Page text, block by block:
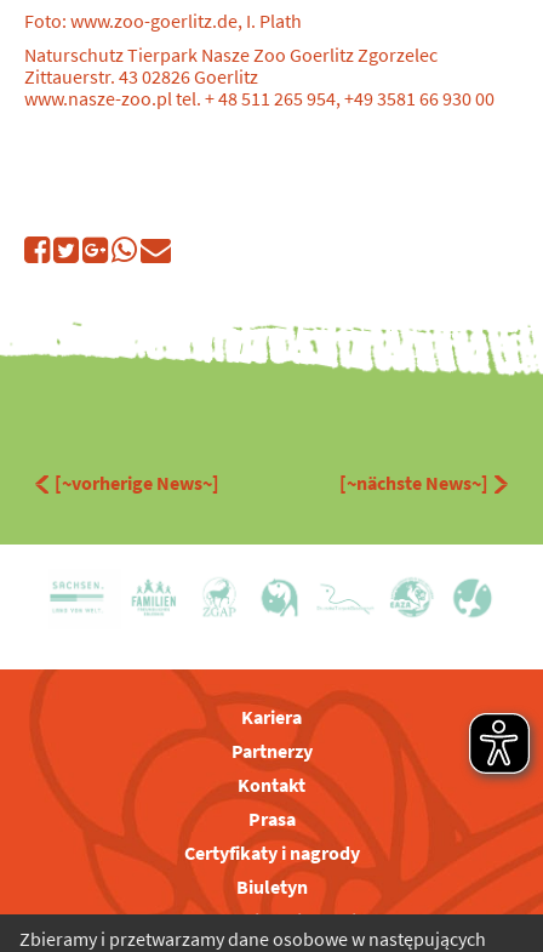
Foto: www.zoo-goerlitz.de, I. Plath
Naturschutz Tierpark Nasze Zoo Goerlitz Zgorzelec
Zittauerstr. 43 02826 Goerlitz
www.nasze-zoo.pl tel. + 48 511 265 954, +49 3581 66 930 00
[~vorherige News~] [~nächste News~]
Kariera
Partnerzy
Kontakt
Prasa
Certyfikaty i nagrody
Biuletyn
Regulamin zwiedzania
Zbieramy i przetwarzamy dane osobowe w następujących